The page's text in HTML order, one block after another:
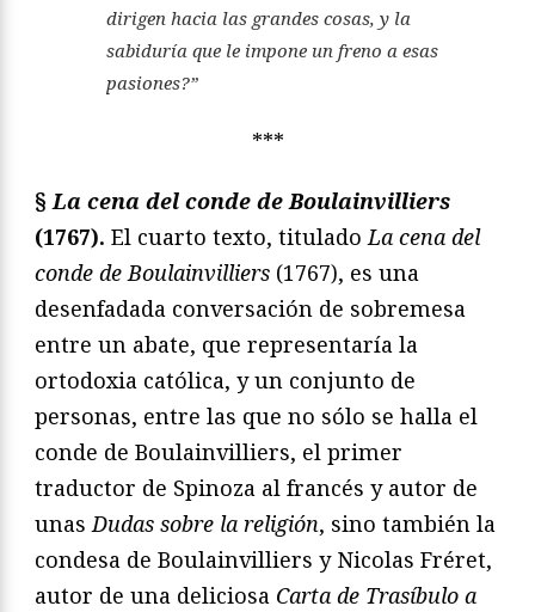
dirigen hacia las grandes cosas, y la
sabiduría que le impone un freno a esas
pasiones?”
***
§ La cena del conde de Boulainvilliers
(1767). El cuarto texto, tituladoLa cena del
conde de Boulainvilliers (1767), es una
desenfadada conversación de sobremesa
entre un abate, que representaría la
ortodoxia católica, y un conjunto de
personas, entre las que no sólo se halla el
conde de Boulainvilliers, el primer
traductor de Spinoza al francés y autor de
unasDudas sobre la religión, sino también la
condesa de Boulainvilliers y Nicolas Fréret,
autor de una deliciosa Carta de Trasíbulo a